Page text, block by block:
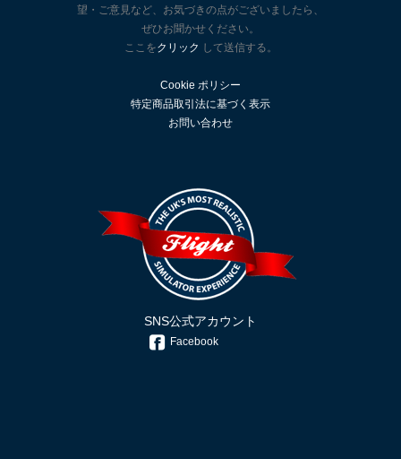
望・ご意見など、お気づきの点がございましたら、
ぜひお聞かせください。
ここをクリック して送信する。
Cookie ポリシー
特定商品取引法に基づく表示
お問い合わせ
SNS公式アカウント
Facebook